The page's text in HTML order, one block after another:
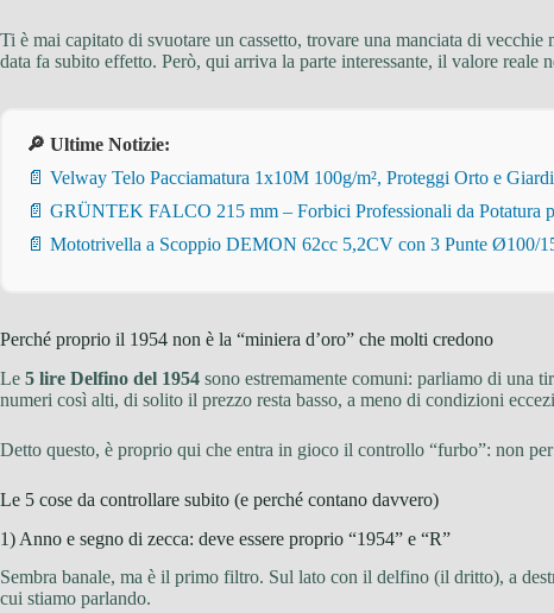
Ti è mai capitato di svuotare un cassetto, trovare una manciata di
data fa subito effetto. Però, qui arriva la parte interessante, il valore reale
🔎 Ultime Notizie:
📄 Velway Telo Pacciamatura 1x10M 100g/m², Proteggi Orto e
📄 GRÜNTEK FALCO 215 mm – Forbici Professionali da Potatura
📄 Mototrivella a Scoppio DEMON 62cc 5,2CV con 3 Punte Ø100/
Perché proprio il 1954 non è la “miniera d’oro” che molti credono
Le 5 lire Delfino del 1954 sono estremamente comuni: parliamo di una
numeri così alti, di solito il prezzo resta basso, a meno di condizioni
Detto questo, è proprio qui che entra in gioco il controllo “furbo”: non
Le 5 cose da controllare subito (e perché contano davvero)
1) Anno e segno di zecca: deve essere proprio “1954” e “R”
Sembra banale, ma è il primo filtro. Sul lato con il delfino (il dritto), a
cui stiamo parlando.